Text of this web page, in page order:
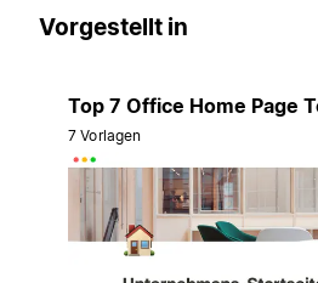
Vorgestellt in
Top 7 Office Home Page
7 Vorlagen